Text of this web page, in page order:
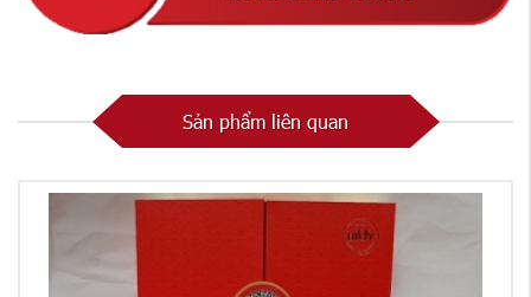
Sản phẩm liên quan